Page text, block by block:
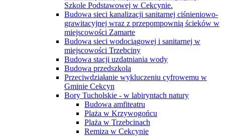
Szkole Podstawowej w Cekcynie.
Budowa sieci kanalizacji sanitarnej ciśnieniowo-
grawitacyjnej wraz z przepompownią ścieków w
miejscowości Zamarte
Budowa sieci wodociągowej i sanitarnej w
miejscowości Trzebciny
Budowa stacji uzdatniania wody
Budowa przedszkola
Przeciwdziałanie wykluczeniu cyfrowemu w
Gminie Cekcyn
Bory Tucholskie - w labiryntach natury
Budowa amfiteatru
Plaża w Krzywogońcu
Plaża w Trzebcinach
Remiza w Cekcynie